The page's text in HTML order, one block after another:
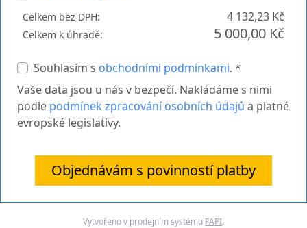
Celkem bez DPH: 4 132,23 Kč
Celkem k úhradě: 5 000,00 Kč
Souhlasím s obchodními podmínkami. *
Vaše data jsou u nás v bezpečí. Nakládáme s nimi
podle podmínek zpracování osobních údajů a platné
evropské legislativy.
Objednávám s povinností platby
Vytvořeno v prodejním systému FAPI.